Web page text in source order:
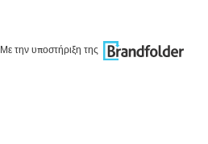
Με την υποστήριξη της